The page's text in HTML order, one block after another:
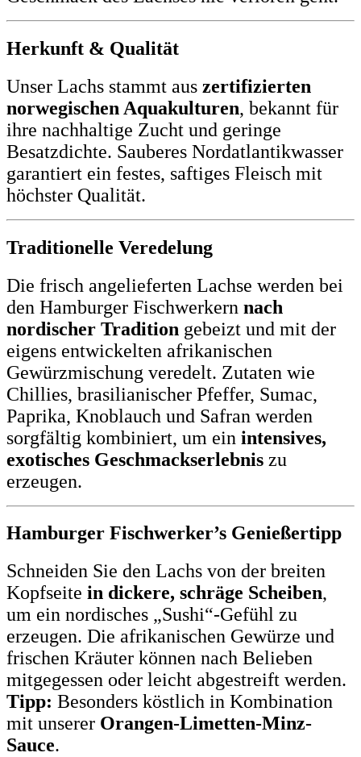
Herkunft & Qualität
Unser Lachs stammt aus zertifizierten
norwegischen Aquakulturen, bekannt für
ihre nachhaltige Zucht und geringe
Besatzdichte. Sauberes Nordatlantikwasser
garantiert ein festes, saftiges Fleisch mit
höchster Qualität.
Traditionelle Veredelung
Die frisch angelieferten Lachse werden bei
den Hamburger Fischwerkern nach
nordischer Tradition gebeizt und mit der
eigens entwickelten afrikanischen
Gewürzmischung veredelt. Zutaten wie
Chillies, brasilianischer Pfeffer, Sumac,
Paprika, Knoblauch und Safran werden
sorgfältig kombiniert, um ein intensives,
exotisches Geschmackserlebnis zu
erzeugen.
Hamburger Fischwerker’s Genießertipp
Schneiden Sie den Lachs von der breiten
Kopfseite in dickere, schräge Scheiben,
um ein nordisches „Sushi“-Gefühl zu
erzeugen. Die afrikanischen Gewürze und
frischen Kräuter können nach Belieben
mitgegessen oder leicht abgestreift werden.
Tipp: Besonders köstlich in Kombination
mit unserer Orangen-Limetten-Minz-
Sauce.